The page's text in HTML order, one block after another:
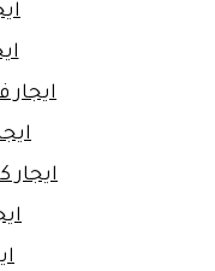
ايجار